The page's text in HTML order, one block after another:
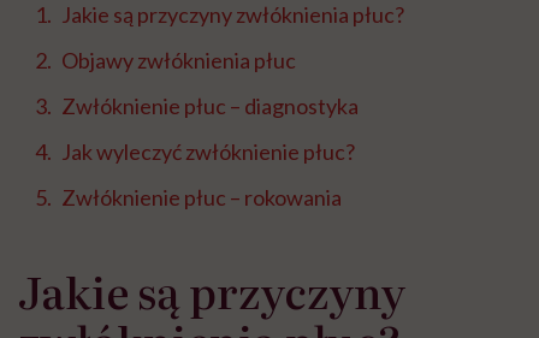
Jakie są przyczyny zwłóknienia płuc?
Objawy zwłóknienia płuc
Zwłóknienie płuc – diagnostyka
Jak wyleczyć zwłóknienie płuc?
Zwłóknienie płuc – rokowania
Jakie są przyczyny